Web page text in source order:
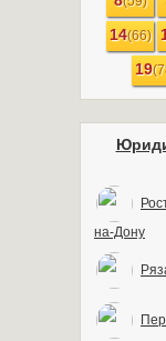
14(66)
19
на-Дону